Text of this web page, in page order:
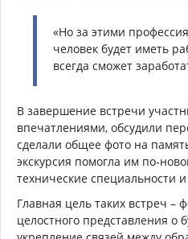
«Но за этими
человек будет иметь
всегда сможет
В завершение встречи
впечатлениями, обсудили
сделали общее фото на
экскурсия помогла им по-
технические специальности
Главная цель таких встреч
целостного представления о